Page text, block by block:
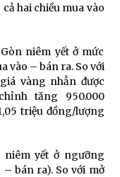
hai chiều mua vào
niêm yết ở mức
vào – bán ra. So với
vàng nhẫn được
tăng 950.000
triệu đồng/lượng
niêm yết ở ngưỡng
– bán ra). So với mở